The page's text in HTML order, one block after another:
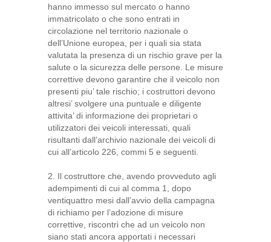
hanno immesso sul mercato o hanno
immatricolato o che sono entrati in
circolazione nel territorio nazionale o
dell’Unione europea, per i quali sia stata
valutata la presenza di un rischio grave per la
salute o la sicurezza delle persone. Le misure
correttive devono garantire che il veicolo non
presenti piu’ tale rischio; i costruttori devono
altresi’ svolgere una puntuale e diligente
attivita’ di informazione dei proprietari o
utilizzatori dei veicoli interessati, quali
risultanti dall’archivio nazionale dei veicoli di
cui all’articolo 226, commi 5 e seguenti.
2. Il costruttore che, avendo provveduto agli
adempimenti di cui al comma 1, dopo
ventiquattro mesi dall’avvio della campagna
di richiamo per l’adozione di misure
correttive, riscontri che ad un veicolo non
siano stati ancora apportati i necessari